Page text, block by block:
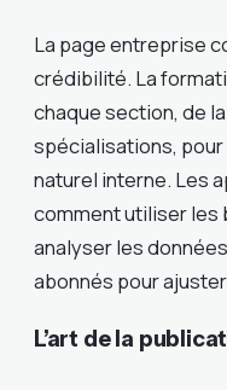
La page entreprise
crédibilité. La
chaque section, de
spécialisations,
naturel interne. Les
comment utiliser les
analyser les
abonnés pour
L’art de la